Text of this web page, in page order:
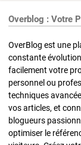
Overblog : Votre
OverBlog est une
constante
facilement votre
personnel ou
techniques
vos articles, et
blogueurs
optimiser le